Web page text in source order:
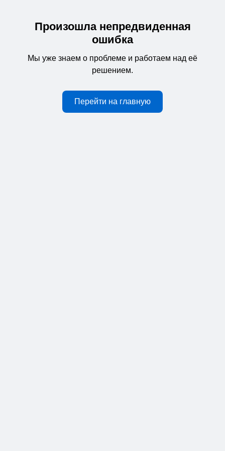
Произошла непредвиденная
ошибка
Мы уже знаем о проблеме и работаем над её
решением.
Перейти на главную